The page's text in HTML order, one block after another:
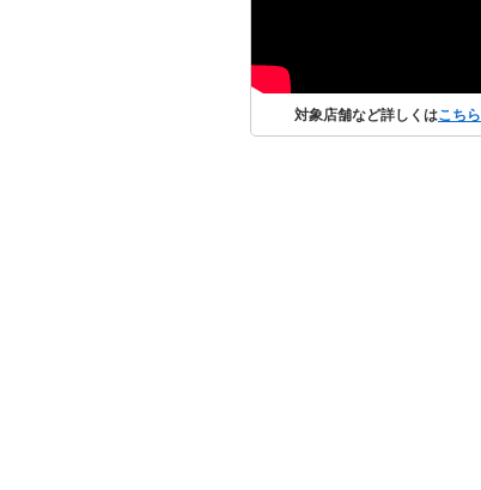
対象店舗など詳しくはこちら